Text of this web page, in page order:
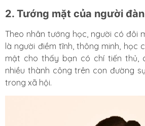
2. Tướng mặt của người
Theo nhân tướng học, người có đôi
là người điềm tĩnh, thông minh, học
mật cho thấy bạn có chí tiến thủ,
nhiều thành công trên con đường
trong xã hội.